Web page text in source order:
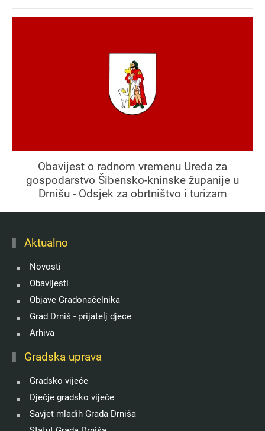
Obavijest o radnom vremenu Ureda za
gospodarstvo Šibensko-kninske županije u
Drnišu - Odsjek za obrtništvo i turizam
Aktualno
Novosti
Obavijesti
Objave Gradonačelnika
Grad Drniš - prijatelj djece
Arhiva
Gradska uprava
Gradsko vijeće
Dječje gradsko vijeće
Savjet mladih Grada Drniša